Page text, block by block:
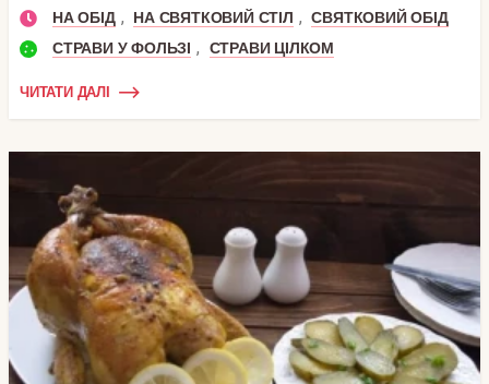
НА ОБІД , НА СВЯТКОВИЙ СТІЛ , СВЯТКОВИЙ ОБІД
СТРАВИ У ФОЛЬЗІ , СТРАВИ ЦІЛКОМ
ЧИТАТИ ДАЛІ